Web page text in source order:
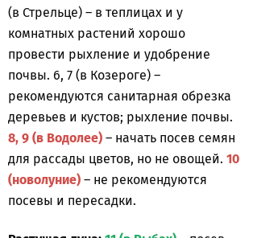
(в Стрельце) – в теплицах и у
комнатных растений хорошо
провести рыхление и удобрение
почвы. 6, 7 (в Козероге) –
рекомендуются санитарная обрезка
деревьев и кустов; рыхление почвы.
8, 9 (в Водолее) – начать посев семян
для рассады цветов, но не овощей. 10
(новолуние) – не рекомендуются
посевы и пересадки.